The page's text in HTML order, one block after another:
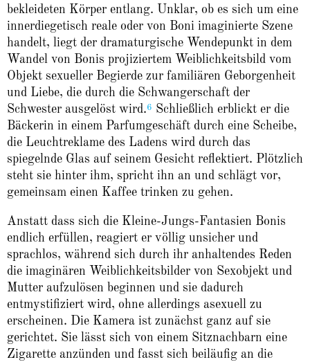
bekleideten Körper entlang. Unklar, ob es sich um eine
innerdiegetisch reale oder von Boni imaginierte Szene
handelt, liegt der dramaturgische Wendepunkt in dem
Wandel von Bonis projiziertem Weiblichkeitsbild vom
Objekt sexueller Begierde zur familiären Geborgenheit
und Liebe, die durch die Schwangerschaft der
Schwester ausgelöst wird.6 Schließlich erblickt er die
Bäckerin in einem Parfumgeschäft durch eine Scheibe,
die Leuchtreklame des Ladens wird durch das
spiegelnde Glas auf seinem Gesicht reflektiert. Plötzlich
steht sie hinter ihm, spricht ihn an und schlägt vor,
gemeinsam einen Kaffee trinken zu gehen.
Anstatt dass sich die Kleine-Jungs-Fantasien Bonis
endlich erfüllen, reagiert er völlig unsicher und
sprachlos, während sich durch ihr anhaltendes Reden
die imaginären Weiblichkeitsbilder von Sexobjekt und
Mutter aufzulösen beginnen und sie dadurch
entmystifiziert wird, ohne allerdings asexuell zu
erscheinen. Die Kamera ist zunächst ganz auf sie
gerichtet. Sie lässt sich von einem Sitznachbarn eine
Zigarette anzünden und fasst sich beiläufig an die